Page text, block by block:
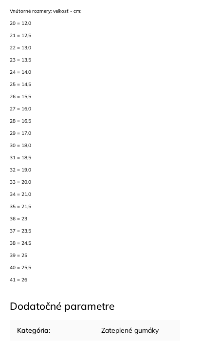
Vnútorné rozmery: veľkosť - cm:
20 = 12,0
21 = 12,5
22 = 13,0
23 = 13,5
24 = 14,0
25 = 14,5
26 = 15,5
27 = 16,0
28 = 16,5
29 = 17,0
30 = 18,0
31 = 18,5
32 = 19,0
33 = 20,0
34 = 21,0
35 = 21,5
36 = 23
37 = 23,5
38 = 24,5
39 = 25
40 = 25,5
41 = 26
Dodatočné parametre
Kategória: Zateplené gumáky